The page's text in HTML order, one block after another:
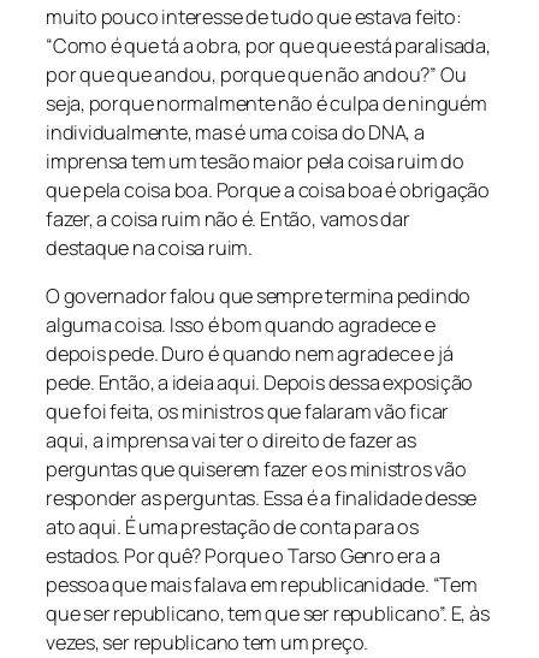
muito pouco interesse de tudo que estava feito:
“Como é que tá a obra, por que que está paralisada,
por que que andou, porque que não andou?” Ou
seja, porque normalmente não é culpa de ninguém
individualmente, mas é uma coisa do DNA, a
imprensa tem um tesão maior pela coisa ruim do
que pela coisa boa. Porque a coisa boa é obrigação
fazer, a coisa ruim não é. Então, vamos dar
destaque na coisa ruim.
O governador falou que sempre termina pedindo
alguma coisa. Isso é bom quando agradece e
depois pede. Duro é quando nem agradece e já
pede. Então, a ideia aqui. Depois dessa exposição
que foi feita, os ministros que falaram vão ficar
aqui, a imprensa vai ter o direito de fazer as
perguntas que quiserem fazer e os ministros vão
responder as perguntas. Essa é a finalidade desse
ato aqui. É uma prestação de conta para os
estados. Por quê? Porque o Tarso Genro era a
pessoa que mais falava em republicanidade. “Tem
que ser republicano, tem que ser republicano”. E, às
vezes, ser republicano tem um preço.